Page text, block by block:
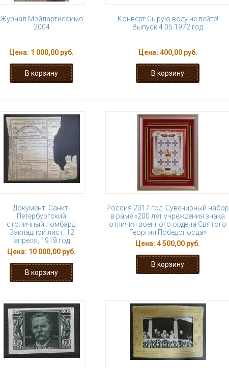
Журнал Мэйлартиссимо
2004
Цена: 1 000,00 руб.
Конверт Сырую воду не пейте!
Выпуск 4.05.1972 год
Цена: 400,00 руб.
Документ. Санкт-
Петербургский
столичный ломбард.
Закладной лист. 12
апреля, 1918 год
Цена: 10 000,00 руб.
Россия 2017 год. Сувенирный набор
в раме «200 лет учреждения знака
отличия военного ордена Святого
Георгия Победоносца»
Цена: 4 500,00 руб.